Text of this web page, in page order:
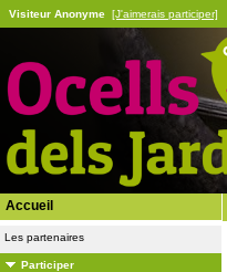
Visiteur Anonyme [J'aimerais participer]
Accueil
Les partenaires
Participer